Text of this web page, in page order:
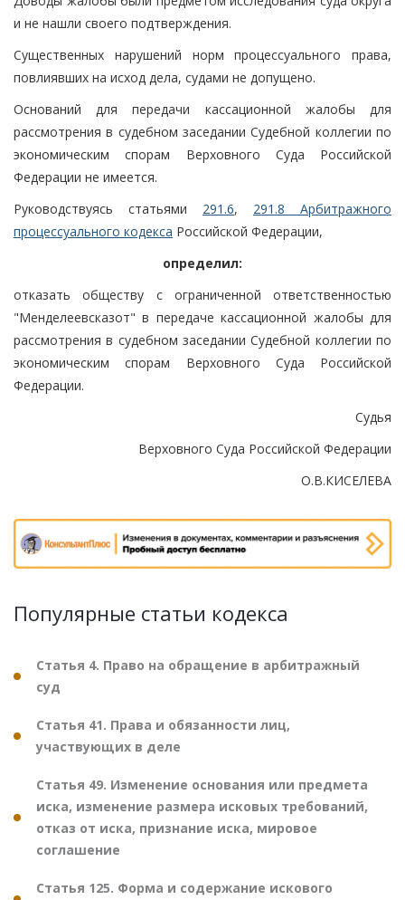
и не нашли своего подтверждения.
Существенных нарушений норм процессуального права,
повлиявших на исход дела, судами не допущено.
Оснований для передачи кассационной жалобы для
рассмотрения в судебном заседании Судебной коллегии по
экономическим спорам Верховного Суда Российской
Федерации не имеется.
Руководствуясь статьями 291.6, 291.8 Арбитражного
процессуального кодекса Российской Федерации,
определил:
отказать обществу с ограниченной ответственностью
"Менделеевсказот" в передаче кассационной жалобы для
рассмотрения в судебном заседании Судебной коллегии по
экономическим спорам Верховного Суда Российской
Федерации.
Судья
Верховного Суда Российской Федерации
О.В.КИСЕЛЕВА
Популярные статьи кодекса
Статья 4. Право на обращение в арбитражный
суд
Статья 41. Права и обязанности лиц,
участвующих в деле
Статья 49. Изменение основания или предмета
иска, изменение размера исковых требований,
отказ от иска, признание иска, мировое
соглашение
Статья 125. Форма и содержание искового